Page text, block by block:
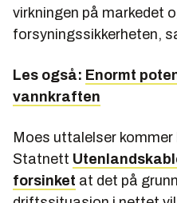
virkningen på markedet
forsyningssikkerheten,
Les også: Enormt
vannkraften
Moes uttalelser kommer
Statnett
forsinket at det på